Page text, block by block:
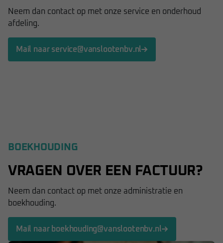
Neem dan contact op met onze service en onderhoud
afdeling.
Mail naar service@vanslootenbv.nl
BOEKHOUDING
VRAGEN OVER EEN FACTUUR?
Neem dan contact op met onze administratie en
boekhouding.
Mail naar boekhouding@vanslootenbv.nl